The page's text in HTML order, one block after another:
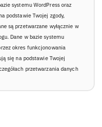
systemu WordPress oraz
podstawie Twojej zgody,
są przetwarzane wyłącznie w
Dane w bazie systemu
okres funkcjonowania
się na podstawie Twojej
przetwarzania danych